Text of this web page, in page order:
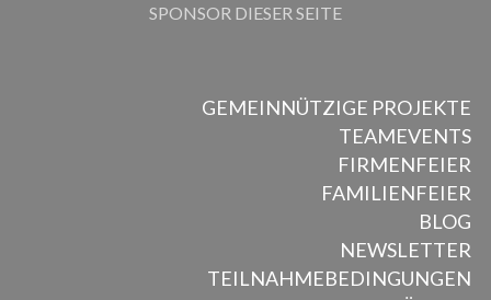
SPONSOR DIESER SEITE
GEMEINNÜTZIGE PROJEKTE
TEAMEVENTS
FIRMENFEIER
FAMILIENFEIER
BLOG
NEWSLETTER
TEILNAHMEBEDINGUNGEN